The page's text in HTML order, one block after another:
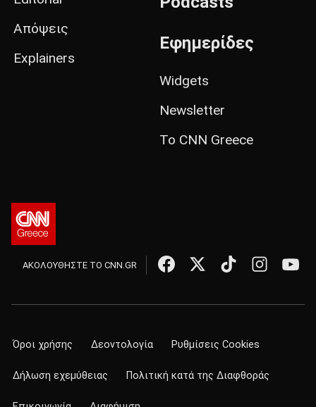
Απόψεις
Explainers
Εφημερίδες
Widgets
Newsletter
Το CNN Greece
ΑΚΟΛΟΥΘΗΣΤΕ ΤΟ CNN.GR
Όροι χρήσης Δεοντολογία Ρυθμίσεις Cookies
Δήλωση εχεμύθειας Πολιτική κατά της Διαφθοράς